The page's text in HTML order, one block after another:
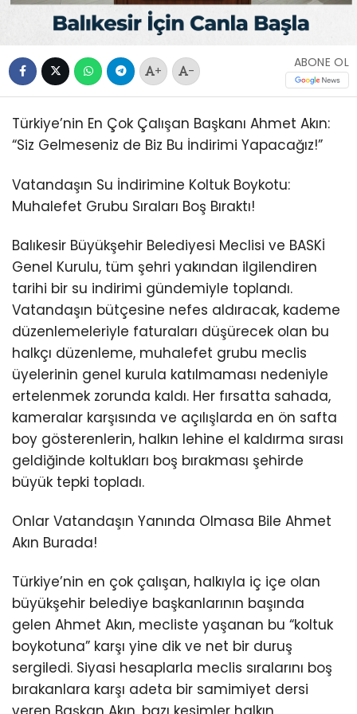
+ -
ABONE OL
Türkiye’nin En Çok Çalışan Başkanı Ahmet Akın:
“Siz Gelmeseniz de Biz Bu İndirimi Yapacağız!”
Vatandaşın Su İndirimine Koltuk Boykotu:
Muhalefet Grubu Sıraları Boş Bıraktı!
Balıkesir Büyükşehir Belediyesi Meclisi ve BASKİ
Genel Kurulu, tüm şehri yakından ilgilendiren
tarihi bir su indirimi gündemiyle toplandı.
Vatandaşın bütçesine nefes aldıracak, kademe
düzenlemeleriyle faturaları düşürecek olan bu
halkçı düzenleme, muhalefet grubu meclis
üyelerinin genel kurula katılmaması nedeniyle
ertelenmek zorunda kaldı. Her fırsatta sahada,
kameralar karşısında ve açılışlarda en ön safta
boy gösterenlerin, halkın lehine el kaldırma sırası
geldiğinde koltukları boş bırakması şehirde
büyük tepki topladı.
Onlar Vatandaşın Yanında Olmasa Bile Ahmet
Akın Burada!
Türkiye’nin en çok çalışan, halkıyla iç içe olan
büyükşehir belediye başkanlarının başında
gelen Ahmet Akın, mecliste yaşanan bu “koltuk
boykotuna” karşı yine dik ve net bir duruş
sergiledi. Siyasi hesaplarla meclis sıralarını boş
bırakanlara karşı adeta bir samimiyet dersi